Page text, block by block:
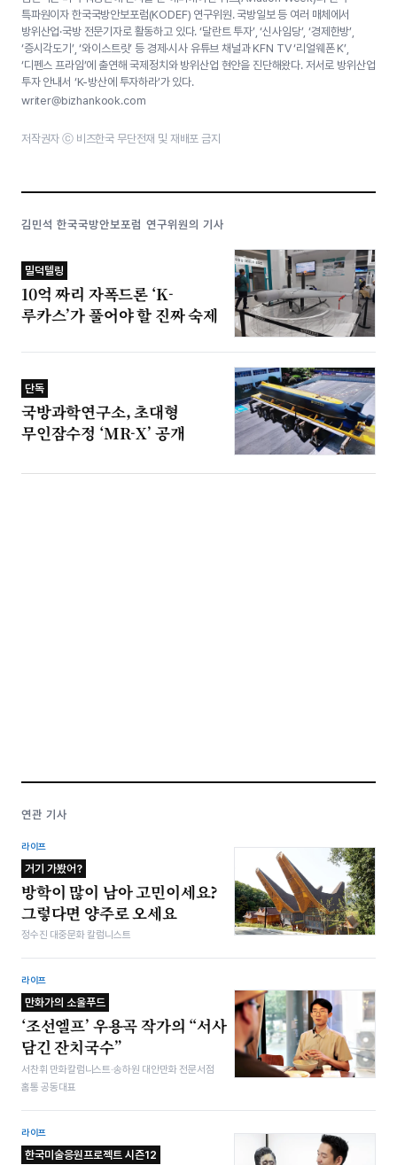
특파원이자 한국국방안보포럼(KODEF) 연구위원. 국방일보 등 여러 매체에서
방위산업·국방 전문기자로 활동하고 있다. ‘달란트 투자’, ‘신사임당’, ‘경제한방’,
‘증시각도기’, ‘와이스트릿’ 등 경제·시사 유튜브 채널과 KFN TV ‘리얼웨폰 K’,
‘디펜스 프라임’에 출연해 국제정치와 방위산업 현안을 진단해왔다. 저서로 방위산업
투자 안내서 ‘K-방산에 투자하라’가 있다.
writer@bizhankook.com
저작권자 ⓒ 비즈한국 무단전재 및 재배포 금지
김민석 한국국방안보포럼 연구위원의 기사
밀덕텔링
10억 짜리 자폭드론 ‘K-
루카스’가 풀어야 할 진짜 숙제
단독
국방과학연구소, 초대형
무인잠수정 ‘MR-X’ 공개
연관 기사
라이프
거기 가봤어?
방학이 많이 남아 고민이세요?
그렇다면 양주로 오세요
정수진 대중문화 칼럼니스트
라이프
만화가의 소울푸드
‘조선엘프’ 우용곡 작가의 “서사
담긴 잔치국수”
서찬휘 만화칼럼니스트·송하원 대안만화 전문서점
홈통 공동대표
라이프
한국미술응원프로젝트 시즌12